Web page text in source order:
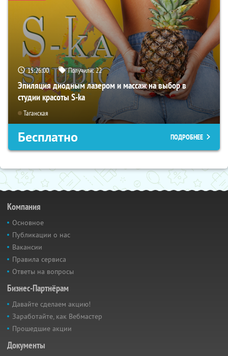
15:25:59 Получили:22
Эпиляция диодным лазером и массаж на выбор в
студии красоты S-ka
Таганская
Бесплатно ПОДРОБНЕЕ
Компания
Основное
Публикации о нас
Вакансии
Правила сервиса
Ответы на вопросы
Бизнес-Партнёрам
Давайте сделаем акцию!
Заработайте, как Вебмастер
Прошедшие акции
Документы